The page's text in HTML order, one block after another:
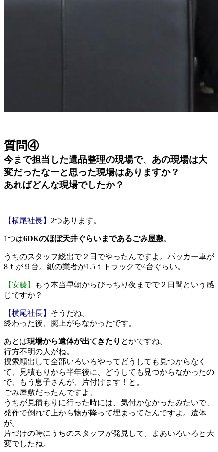
質問④
今まで担当した遺品整理の現場で、あの現場は大
変だったなーと思った現場はありますか？
あればどんな現場でしたか？
【横尾社長】 2つあります。
1つは6DKのほぼ天井ぐらいまであるごみ屋敷。
うちのスタッフ総出で２日でやったんですよ。パッカー車が
8ｔが９台。紙の業者が1.5ｔトラックで4台ぐらい。
【安藤】
もう本当早朝からびっちり夜までで２日間という感
じですか？
【横尾社長】 そうだね。
終わった後、腕上がらなかったです。
あとは現場から遺体が出てきたり とかですね。
行方不明の人がね。
捜索願出して全部いろいろやってどうしても見つからなく
て、見積もりから半年後に、どうしても見つからなかったの
で、もう息子さんが、片付けます！と。
ごみ屋敷だったんですよ。
うちが見積もりに行った時には、気付かなかったみたいで、
発作で倒れて上から物が降って埋まってたんですよ。遺体
が。
片づけの時にうちのスタッフが発見して。まあいろいろと大
変でしたね。